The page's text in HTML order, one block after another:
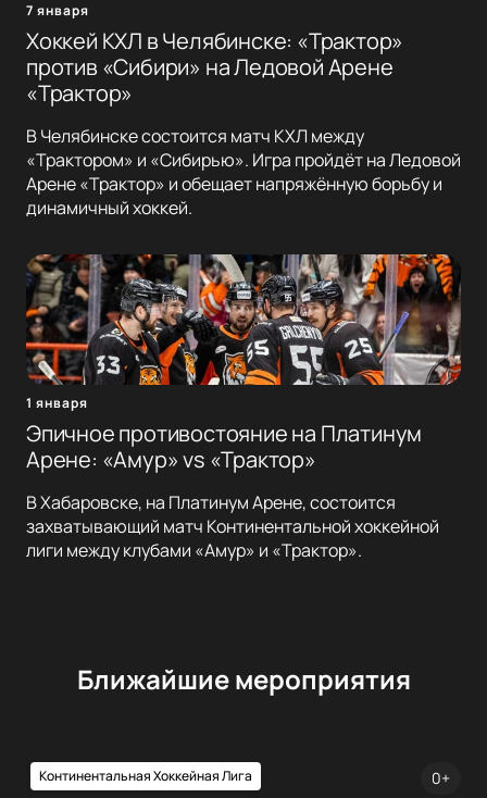
7 января
Хоккей КХЛ в Челябинске: «Трактор»
против «Сибири» на Ледовой Арене
«Трактор»
В Челябинске состоится матч КХЛ между
«Трактором» и «Сибирью». Игра пройдёт на Ледовой
Арене «Трактор» и обещает напряжённую борьбу и
динамичный хоккей.
1 января
Эпичное противостояние на Платинум
Арене: «Амур» vs «Трактор»
В Хабаровске, на Платинум Арене, состоится
захватывающий матч Континентальной хоккейной
лиги между клубами «Амур» и «Трактор».
Ближайшие мероприятия
Континентальная Хоккейная Лига
0+